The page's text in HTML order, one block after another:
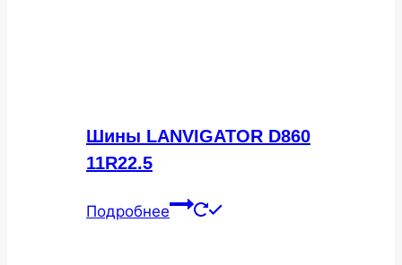
Шины LANVIGATOR D860
11R22.5
Подробнее